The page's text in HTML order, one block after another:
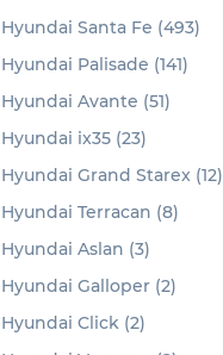
Hyundai Santa Fe (493)
Hyundai Palisade (141)
Hyundai Avante (51)
Hyundai ix35 (23)
Hyundai Grand Starex (12)
Hyundai Terracan (8)
Hyundai Aslan (3)
Hyundai Galloper (2)
Hyundai Click (2)